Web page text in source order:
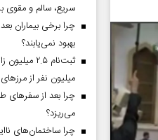
سیستان و بلوچستان
کردستان
گلستان
ساوه
مناطق آزاد
سریع، سالم و مقوی
چرا برخی بیماران بعد
بهبود نمی‌یابند؟
میلیون نفر از
چرا بعد از سفرهای
می‌ریزد؟
چرا ساختمان‌های